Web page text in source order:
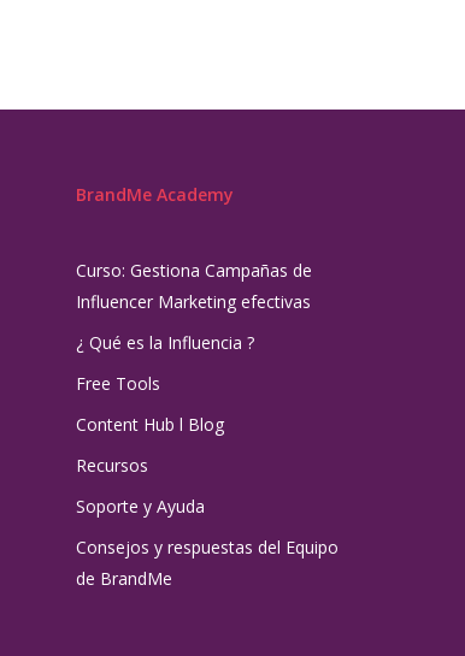
BrandMe Academy
Curso: Gestiona Campañas de
Influencer Marketing efectivas
¿ Qué es la Influencia ?
Free Tools
Content Hub l Blog
Recursos
Soporte y Ayuda
Consejos y respuestas del Equipo
de BrandMe